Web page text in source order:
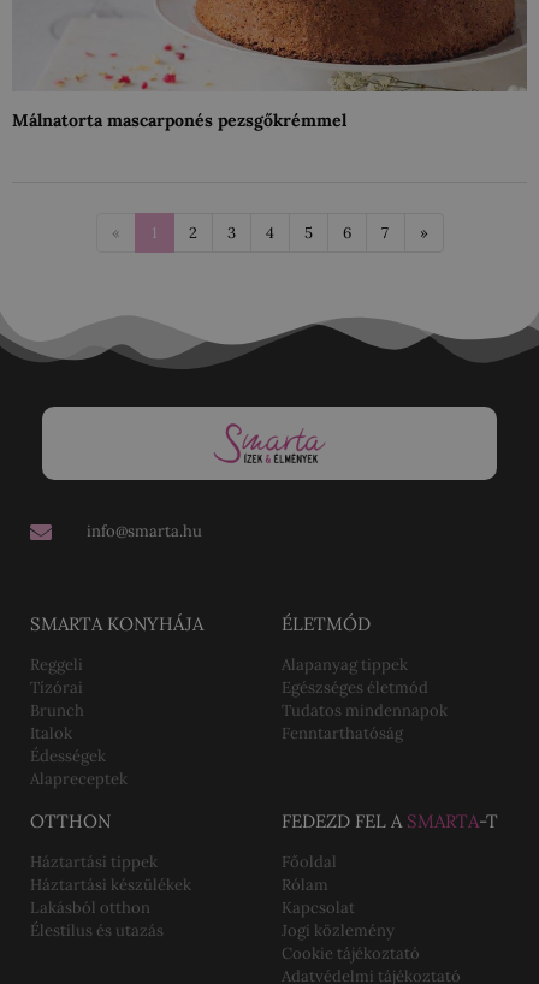
Málnatorta mascarponés pezsgőkrémmel
« 1 2 3 4 5 6 7 »
info@smarta.hu
SMARTA KONYHÁJA
Reggeli
Tízórai
Brunch
Italok
Édességek
Alapreceptek
ÉLETMÓD
Alapanyag tippek
Egészséges életmód
Tudatos mindennapok
Fenntarthatóság
OTTHON
Háztartási tippek
Háztartási készülékek
Lakásból otthon
Élestílus és utazás
FEDEZD FEL A SMARTA-T
Főoldal
Rólam
Kapcsolat
Jogi közlemény
Cookie tájékoztató
Adatvédelmi tájékoztató